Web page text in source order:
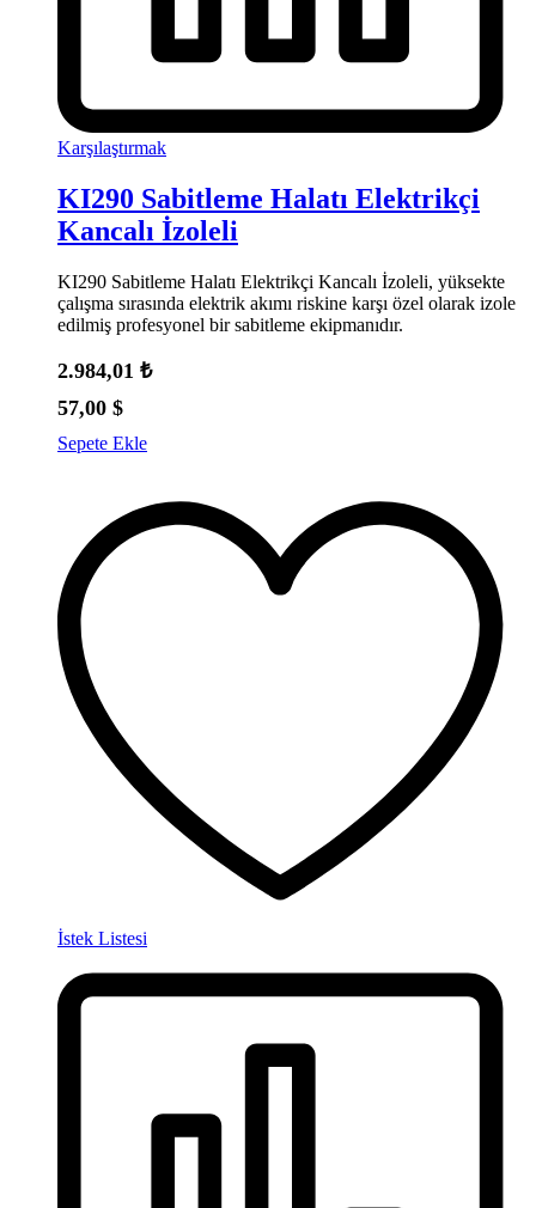
Karşılaştırmak
KI290 Sabitleme Halatı Elektrikçi
Kancalı İzoleli
KI290 Sabitleme Halatı Elektrikçi Kancalı İzoleli, yüksekte
çalışma sırasında elektrik akımı riskine karşı özel olarak izole
edilmiş profesyonel bir sabitleme ekipmanıdır.
2.984,01 ₺
57,00 $
Sepete Ekle
İstek Listesi